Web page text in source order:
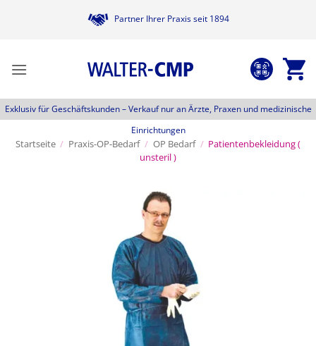
Partner Ihrer Praxis seit 1894
Exklusiv für Geschäftskunden –Verkauf nur an Ärzte, Praxen und medizinische
Einrichtungen
Startseite / Praxis-OP-Bedarf / OP Bedarf / Patientenbekleidung (
unsteril )